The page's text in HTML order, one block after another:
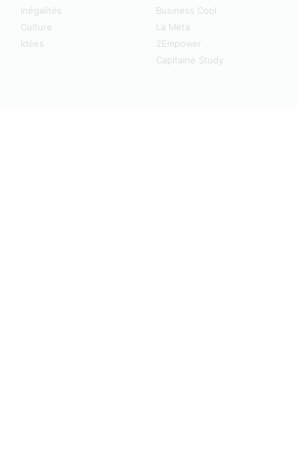
Inégalités
Culture
Idées
Business Cool
La Méta
2Empower
Capitaine Study